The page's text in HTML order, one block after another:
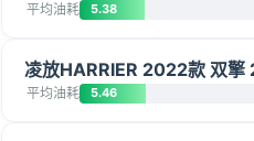
平均油耗 5.38
凌放HARRIER 2022款 双
平均油耗 5.46